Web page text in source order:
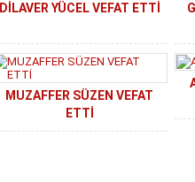
DİLAVER YÜCEL VEFAT ETTİ
MUZAFFER SÜZEN VEFAT
ETTİ